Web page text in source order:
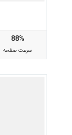
88%
سرعت صفحه